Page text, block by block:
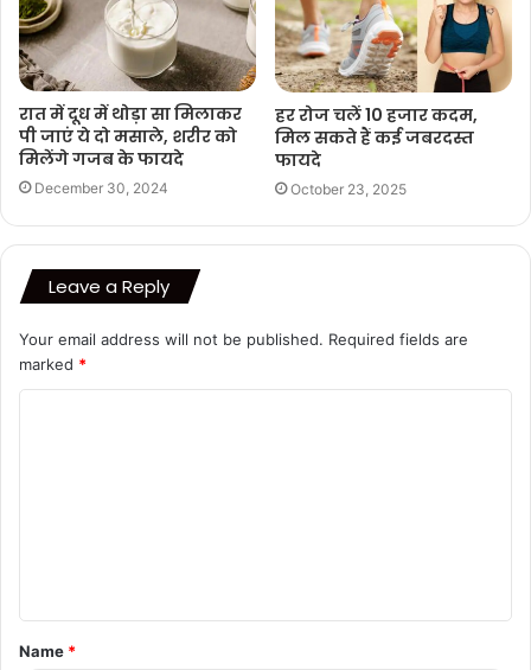
रात में दूध में थोड़ा सा मिलाकर
पी जाएं ये दो मसाले, शरीर को
मिलेंगे गजब के फायदे
December 30, 2024
हर रोज चलें 10 हजार कदम,
मिल सकते हैं कई जबरदस्त
फायदे
October 23, 2025
Leave a Reply
Your email address will not be published. Required fields are
marked *
t
*
Name *